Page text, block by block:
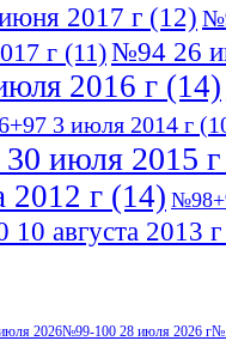
2017 г (12)
г (11)№94 26
2016 г (14)
3 июля 2014 г
июля 2015 г
2012 г (14)
августа 2013 г
2026№99-100 28 июля 2026 г